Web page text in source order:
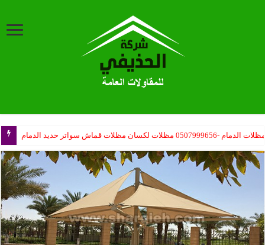
الدمام -0507999656 مظلات لكسان مظلات قماش سواتر حديد الدمام